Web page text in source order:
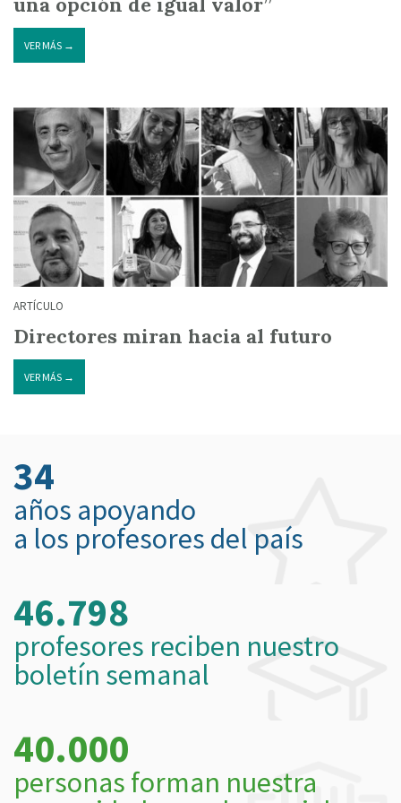
VER MÁS →
ARTÍCULO
Directores miran hacia al futuro
VER MÁS →
34
años apoyando
a los profesores del país
46.798
profesores reciben nuestro
boletín semanal
40.000
personas forman nuestra